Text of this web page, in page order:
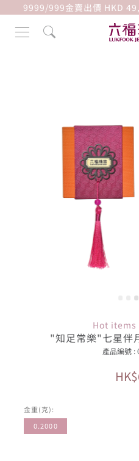
9999/999金賣出價 HKD
Hot items
"知足常樂"七星伴
產品編號 :
金重(克):
0.2000